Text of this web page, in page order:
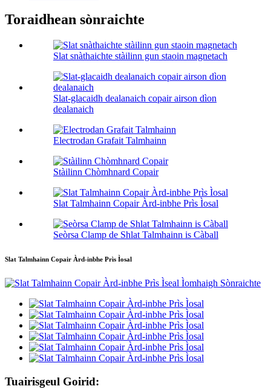
Toraidhean sònraichte
Slat snàthaichte stàilinn gun staoin magnetach
Slat-glacaidh dealanaich copair airson dìon
dealanaich
Electrodan Grafait Talmhainn
Stàilinn Chòmhnard Copair
Slat Talmhainn Copair Àrd-inbhe Prìs Ìosal
Seòrsa Clamp de Shlat Talmhainn is Càball
Slat Talmhainn Copair Àrd-inbhe Prìs Ìosal
Tuairisgeul Goirid: